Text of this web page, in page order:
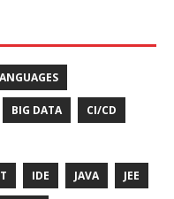
BIG DATA CI/CD
IDE JAVA JEE